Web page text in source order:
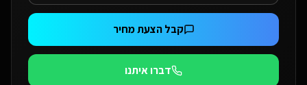
קבל הצעת מחיר
דברו איתנו